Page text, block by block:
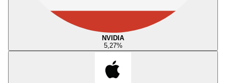
NVIDIA
5,27%